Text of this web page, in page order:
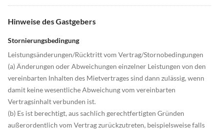
Hinweise des Gastgebers
Stornierungsbedingung
Leistungsänderungen/Rücktritt vom Vertrag/Stornobedingungen
(a) Änderungen oder Abweichungen einzelner Leistungen von den
vereinbarten Inhalten des Mietvertrages sind dann zulässig, wenn
damit keine wesentliche Abweichung vom vereinbarten
Vertragsinhalt verbunden ist.
(b) Es ist berechtigt, aus sachlich gerechtfertigten Gründen
außerordentlich vom Vertrag zurückzutreten, beispielsweise falls